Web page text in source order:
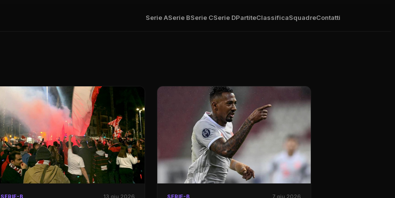
Serie ASerie BSerie CSerie DPartiteClassificaSquadreContatti